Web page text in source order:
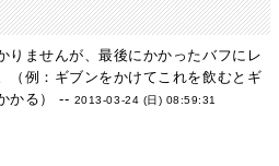
りませんが、最後にかかったバフにレ
（例：ギブンをかけてこれを飲むとギ
かる） -- 2013-03-24 (日) 08:59:31